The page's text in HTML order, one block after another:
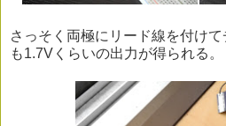
さっそく両極にリード線を付け
も1.7Vくらいの出力が得られる。